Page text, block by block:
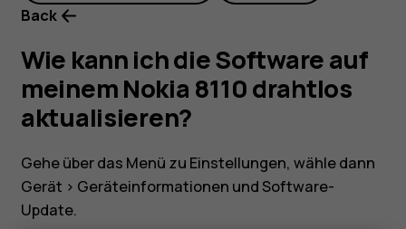
8110
drahtlos
aktualisieren?
Back
Wie kann ich die Software auf
meinem Nokia 8110 drahtlos
aktualisieren?
Gehe über das Menü zu Einstellungen, wähle dann
Gerät > Geräteinformationen und Software-
Update.